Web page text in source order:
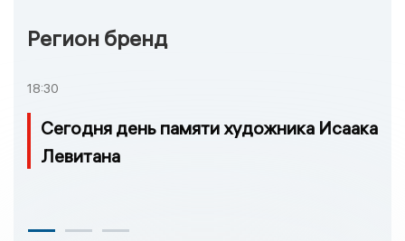
Регион бренд
18:30
Сегодня день памяти художника Исаака
Левитана